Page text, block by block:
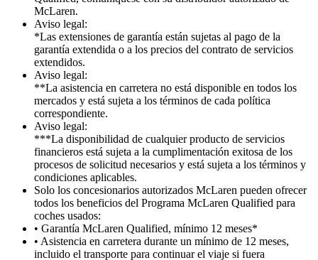
McLaren.
Aviso legal:
*Las extensiones de garantía están sujetas al pago de la
garantía extendida o a los precios del contrato de servicios
extendidos.
Aviso legal:
**La asistencia en carretera no está disponible en todos los
mercados y está sujeta a los términos de cada política
correspondiente.
Aviso legal:
***La disponibilidad de cualquier producto de servicios
financieros está sujeta a la cumplimentación exitosa de los
procesos de solicitud necesarios y está sujeta a los términos y
condiciones aplicables.
Solo los concesionarios autorizados McLaren pueden ofrecer
todos los beneficios del Programa McLaren Qualified para
coches usados:
• Garantía McLaren Qualified, mínimo 12 meses*
• Asistencia en carretera durante un mínimo de 12 meses,
incluido el transporte para continuar el viaje si fuera